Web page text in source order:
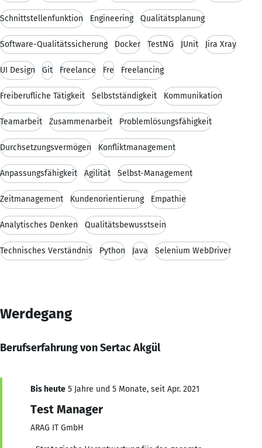
Schnittstellenfunktion Engineering Qualitätsplanung
Software-Qualitätssicherung Docker TestNG JUnit Jira Xray
UI Design Git Freelance Fre Freelancing
Freiberufliche Tätigkeit Selbstständigkeit Kommunikation
Teamarbeit Zusammenarbeit Problemlösungsfähigkeit
Durchsetzungsvermögen Konfliktmanagement
Anpassungsfähigkeit Agilität Selbst-Management
Zeitmanagement Kundenorientierung Empathie
Analytisches Denken Qualitätsbewusstsein
Technisches Verständnis Python Java Selenium WebDriver
Werdegang
Berufserfahrung von Sertac Akgül
Bis heute 5 Jahre und 5 Monate, seit Apr. 2021
Test Manager
ARAG IT GmbH